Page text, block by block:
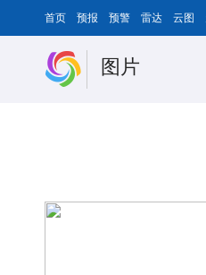
首页 预报 预警 雷达 云图
图片